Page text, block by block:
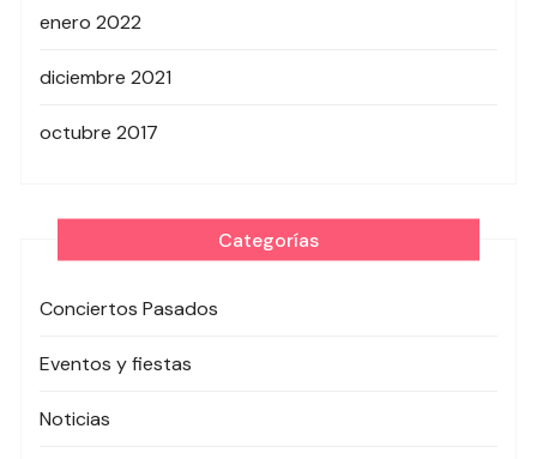
enero 2022
diciembre 2021
octubre 2017
Categorías
Conciertos Pasados
Eventos y fiestas
Noticias